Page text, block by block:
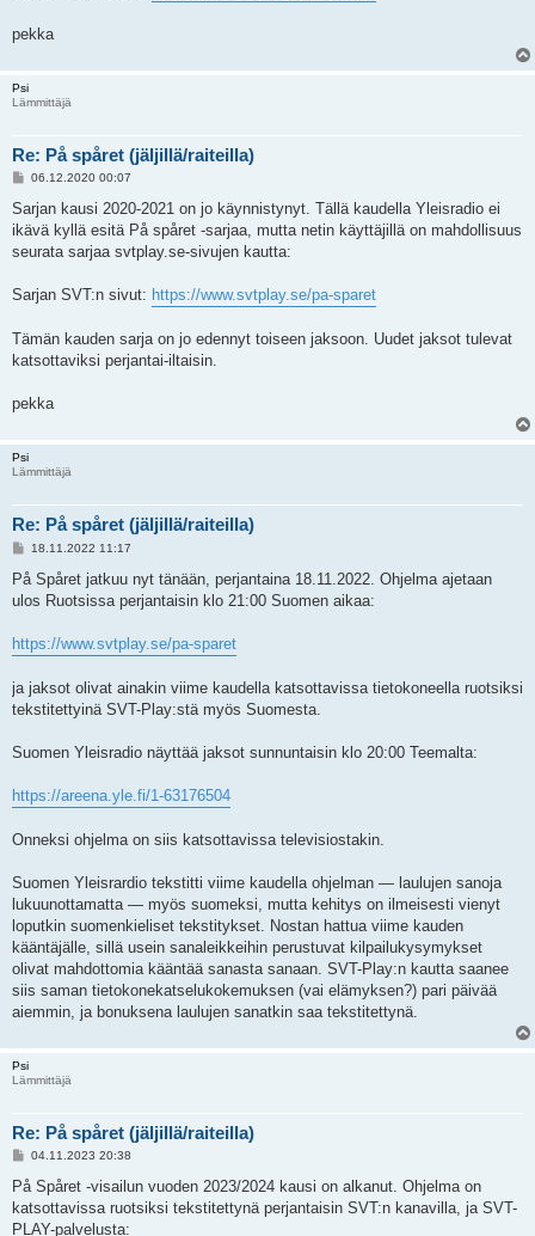
pekka
Psi
Lämmittäjä
Re: På spåret (jäljillä/raiteilla)
V
e
t
i
06.12.2020 00:07
Sarjan kausi 2020-2021 on jo käynnistynyt. Tällä kaudella Yleisradio ei
ikävä kyllä esitä På spåret -sarjaa, mutta netin käyttäjillä on mahdollisuus
seurata sarjaa svtplay.se-sivujen kautta:
Sarjan SVT:n sivut: https://www.svtplay.se/pa-sparet
Tämän kauden sarja on jo edennyt toiseen jaksoon. Uudet jaksot tulevat
katsottaviksi perjantai-iltaisin.
pekka
Psi
Lämmittäjä
Re: På spåret (jäljillä/raiteilla)
V
e
t
18.11.2022 11:17
På Spåret jatkuu nyt tänään, perjantaina 18.11.2022. Ohjelma ajetaan
ulos Ruotsissa perjantaisin klo 21:00 Suomen aikaa:
https://www.svtplay.se/pa-sparet
ja jaksot olivat ainakin viime kaudella katsottavissa tietokoneella ruotsiksi
tekstitettyinä SVT-Play:stä myös Suomesta.
Suomen Yleisradio näyttää jaksot sunnuntaisin klo 20:00 Teemalta:
https://areena.yle.fi/1-63176504
Onneksi ohjelma on siis katsottavissa televisiostakin.
Suomen Yleisrardio tekstitti viime kaudella ohjelman — laulujen sanoja
lukuunottamatta — myös suomeksi, mutta kehitys on ilmeisesti vienyt
loputkin suomenkieliset tekstitykset. Nostan hattua viime kauden
kääntäjälle, sillä usein sanaleikkeihin perustuvat kilpailukysymykset
olivat mahdottomia kääntää sanasta sanaan. SVT-Play:n kautta saanee
siis saman tietokonekatselukokemuksen (vai elämyksen?) pari päivää
aiemmin, ja bonuksena laulujen sanatkin saa tekstitettynä.
Psi
Lämmittäjä
Re: På spåret (jäljillä/raiteilla)
V
e
t
i
04.11.2023 20:38
På Spåret -visailun vuoden 2023/2024 kausi on alkanut. Ohjelma on
katsottavissa ruotsiksi tekstitettynä perjantaisin SVT:n kanavilla, ja SVT-
PLAY-palvelusta: